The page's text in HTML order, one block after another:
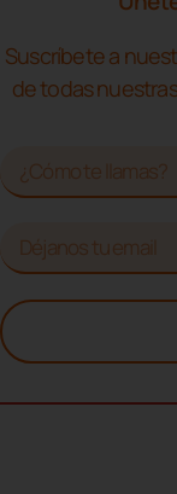
Suscríbete a
de todas